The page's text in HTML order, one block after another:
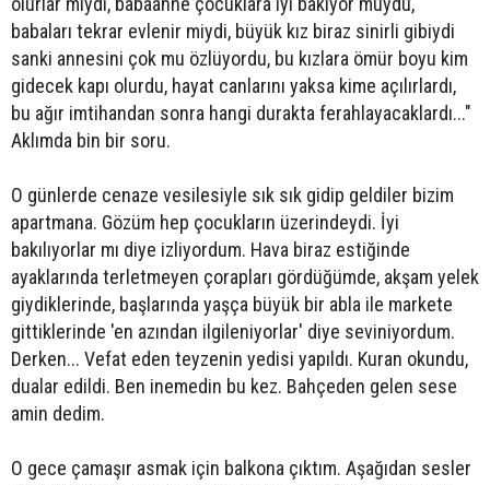
babaları tekrar evlenir miydi, büyük kız biraz sinirli gibiydi
sanki annesini çok mu özlüyordu, bu kızlara ömür boyu kim
gidecek kapı olurdu, hayat canlarını yaksa kime açılırlardı,
bu ağır imtihandan sonra hangi durakta ferahlayacaklardı..."
Aklımda bin bir soru.
O günlerde cenaze vesilesiyle sık sık gidip geldiler bizim
apartmana. Gözüm hep çocukların üzerindeydi. İyi
bakılıyorlar mı diye izliyordum. Hava biraz estiğinde
ayaklarında terletmeyen çorapları gördüğümde, akşam yelek
giydiklerinde, başlarında yaşça büyük bir abla ile markete
gittiklerinde 'en azından ilgileniyorlar' diye seviniyordum.
Derken... Vefat eden teyzenin yedisi yapıldı. Kuran okundu,
dualar edildi. Ben inemedin bu kez. Bahçeden gelen sese
amin dedim.
O gece çamaşır asmak için balkona çıktım. Aşağıdan sesler